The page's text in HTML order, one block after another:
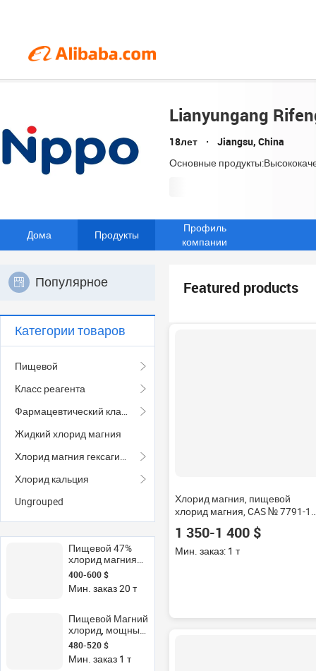
Lianyungang
18лет Jiangsu, China
Основные
Дома Продукты
Профиль
компании
Популярное
Категории товаров
Пищевой
Класс реагента
Жидкий хлорид магния
Хлорид кальция
Ungrouped
Пищевой 47%
хлорид магния
для
производства
тофу и
удобрений
промышленные
гранулы хлорид
натрия соль
400-600 $
Мин. заказ 20 т
Пищевой Магний
хлорид, мощный
снегоплавильный
порошок, хлопья
и
480-520 $
Мин. заказ 1 т
Featured products
Хлорид магния, пищевой
хлорид магния, CAS № 7791-
1 350-1 400 $
Мин. заказ: 1 т